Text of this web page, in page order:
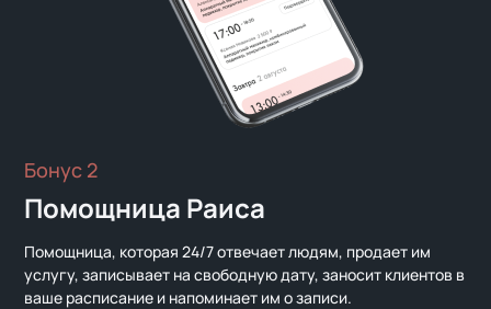
Бонус 2
Помощница Раиса
Помощница, которая 24/7 отвечает людям, продает им
услугу, записывает на свободную дату, заносит клиентов в
ваше расписание и напоминает им о записи.